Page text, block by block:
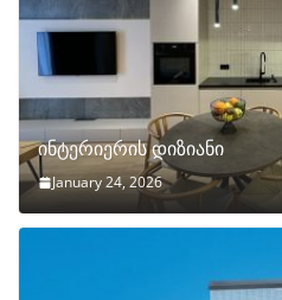
ინტერიერის დიზიანი
January 24, 2026